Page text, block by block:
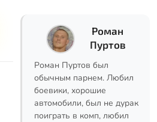
Роман
Пуртов
Роман Пуртов был
обычным парнем. Любил
боевики, хорошие
автомобили, был не дурак
поиграть в комп, любил